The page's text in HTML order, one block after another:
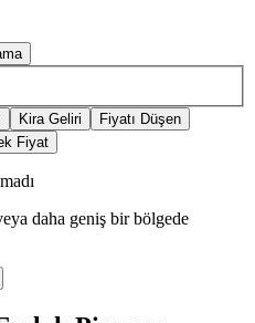
Kira Geliri
Fiyatı Düşen
Fiyat
daha geniş bir bölgede